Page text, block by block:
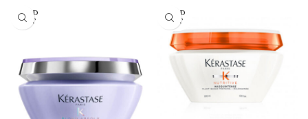
SOLD
OUT
SOLD
OUT